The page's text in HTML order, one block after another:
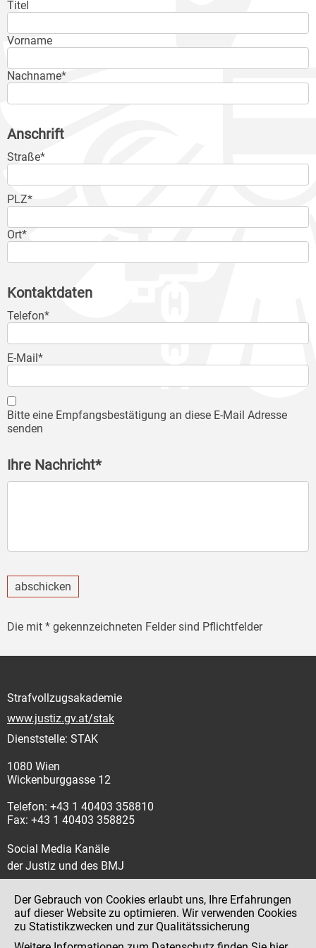
Titel
Vorname
Nachname*
Anschrift
Straße*
PLZ*
Ort*
Kontaktdaten
Telefon*
E-Mail*
Bitte eine Empfangsbestätigung an diese E-Mail Adresse
senden
Ihre Nachricht*
abschicken
Die mit * gekennzeichneten Felder sind Pflichtfelder
Strafvollzugsakademie
www.justiz.gv.at/stak
Dienststelle: STAK
1080 Wien
Wickenburggasse 12
Telefon: +43 1 40403 358810
Fax: +43 1 40403 358825
Social Media Kanäle
der Justiz und des BMJ
Impressum
Der Gebrauch von Cookies erlaubt uns, Ihre Erfahrungen
auf dieser Website zu optimieren. Wir verwenden Cookies
zu Statistikzwecken und zur Qualitätssicherung